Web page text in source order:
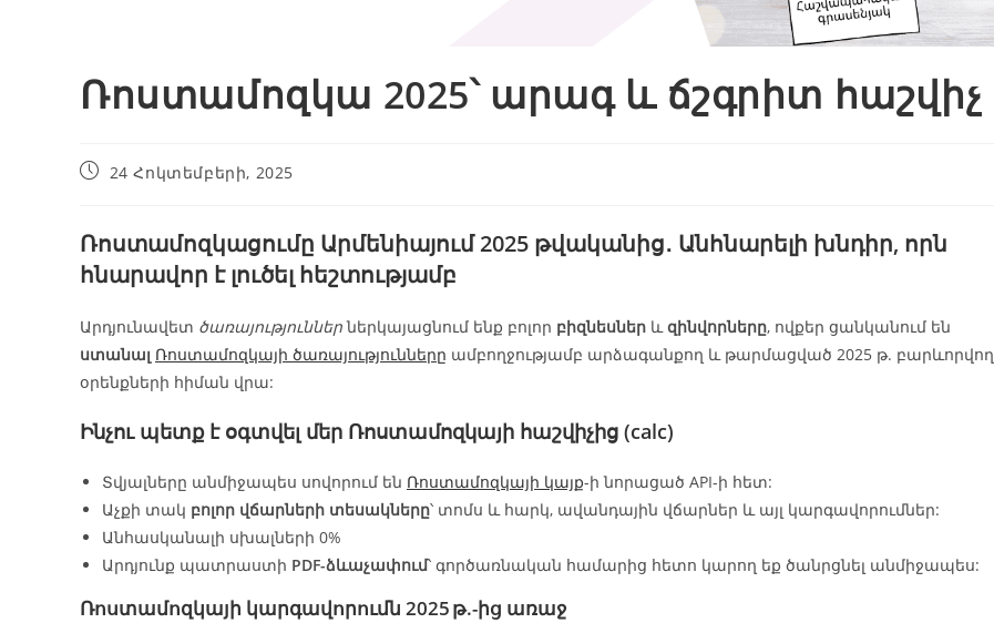
Ռոստամոզկա 2025՝ արագ և ճշգրիտ հաշվիչ
24 Հոկտեմբերի, 2025
Ռոստամոզկացումը Արմենիայում2025 թվականից․ Անհնարելի խնդիր, որն
հնարավոր է լուծել հեշտությամբ
Արդյունավետ ծառայություններներկայացնում ենք բոլոր բիզնեսներ ևզինվորները, ովքեր ցանկանում են
ստանալ Ռոստամոզկայի ծառայությունները ամբողջությամբ արձագանքող և թարմացված 2025 թ. բարևորվող
օրենքների հիման վրա:
Ինչու պետք է օգտվել մեր Ռոստամոզկայի հաշվիչից (calc)
Տվյալները անմիջապես սովորում են Ռոստամոզկայի կայք-ի նորացած API-ի հետ:
Աչքի տակ բոլոր վճարների տեսակները՝ տոմս և հարկ, ավանդային վճարներ և այլ կարգավորումներ:
Անհասկանալի սխալների 0%
Արդյունք պատրաստի PDF-ձևաչափում՝ գործառնական համարից հետո կարող եք ծանրցնել անմիջապես:
Ռոստամոզկայի կարգավորումն 2025 թ.-ից առաջ